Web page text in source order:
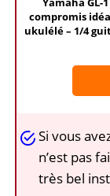
compromis
ukulélé – 1/4
Si vous
n’est pas
très bel